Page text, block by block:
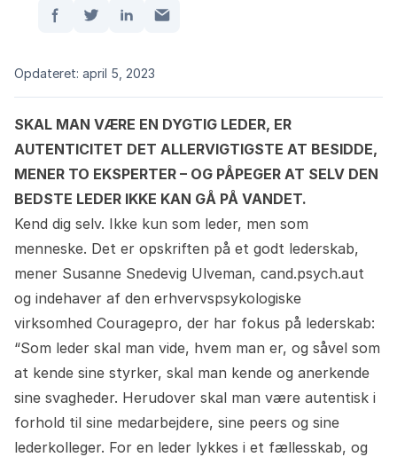
Opdateret: april 5, 2023
SKAL MAN VÆRE EN DYGTIG LEDER, ER
AUTENTICITET DET ALLERVIGTIGSTE AT BESIDDE,
MENER TO EKSPERTER – OG PÅPEGER AT SELV DEN
BEDSTE LEDER IKKE KAN GÅ PÅ VANDET.
Kend dig selv. Ikke kun som leder, men som
menneske. Det er opskriften på et godt lederskab,
mener Susanne Snedevig Ulveman, cand.psych.aut
og indehaver af den erhvervspsykologiske
virksomhed Couragepro, der har fokus på lederskab:
“Som leder skal man vide, hvem man er, og såvel som
at kende sine styrker, skal man kende og anerkende
sine svagheder. Herudover skal man være autentisk i
forhold til sine medarbejdere, sine peers og sine
lederkolleger. For en leder lykkes i et fællesskab, og